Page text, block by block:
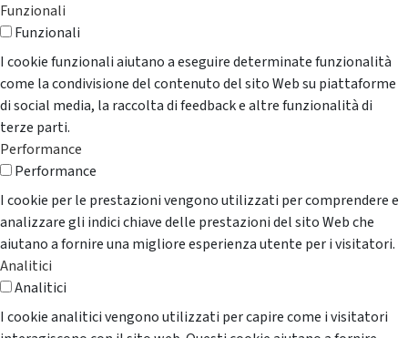
Funzionali
Funzionali
I cookie funzionali aiutano a eseguire determinate funzionalità
come la condivisione del contenuto del sito Web su piattaforme
di social media, la raccolta di feedback e altre funzionalità di
terze parti.
Performance
Performance
I cookie per le prestazioni vengono utilizzati per comprendere e
analizzare gli indici chiave delle prestazioni del sito Web che
aiutano a fornire una migliore esperienza utente per i visitatori.
Analitici
Analitici
I cookie analitici vengono utilizzati per capire come i visitatori